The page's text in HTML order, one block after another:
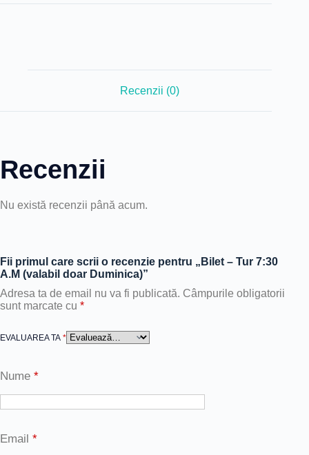
Recenzii (0)
Recenzii
Nu există recenzii până acum.
Fii primul care scrii o recenzie pentru „Bilet – Tur 7:30
A.M (valabil doar Duminica)”
Adresa ta de email nu va fi publicată. Câmpurile obligatorii
sunt marcate cu *
EVALUAREA TA *
Nume *
Email *